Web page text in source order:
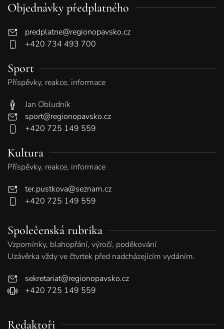
Objednávky předplatného
predplatne@regionopavsko.cz
+420 734 493 700
Sport
Příspěvky, reakce, informace
Jan Obludník
sport@regionopavsko.cz
+420 725 149 559
Kultura
Příspěvky, reakce, informace
ter.pustkova@seznam.cz
+420 725 149 559
Společenská rubrika
Vzpomínky, blahopřání, výročí, poděkování
Uzávěrka vždy ve čtvrtek před nadcházejícím vydáním.
sekretariat@regionopavsko.cz
+420 725 149 559
Redaktoři